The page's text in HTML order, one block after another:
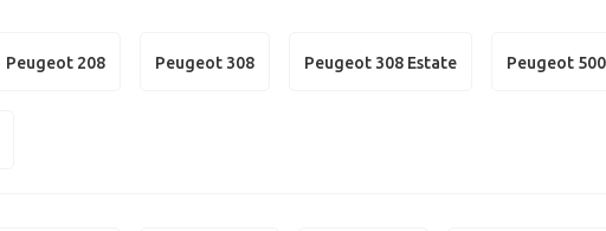
Peugeot 208 Peugeot 308 Peugeot 308 Estate Peugeot